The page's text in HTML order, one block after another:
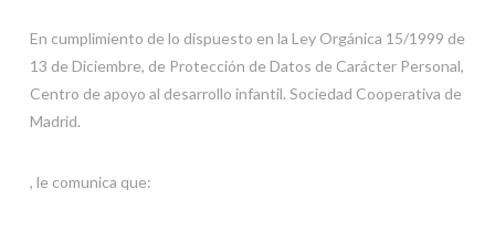
En cumplimiento de lo dispuesto en la Ley Orgánica 15/1999 de
13 de Diciembre, de Protección de Datos de Carácter Personal,
Centro de apoyo al desarrollo infantil. Sociedad Cooperativa de
Madrid.
, le comunica que: